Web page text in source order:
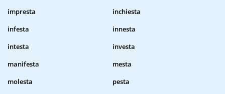
impresta
inchiesta
infesta
innesta
intesta
investa
manifesta
mesta
molesta
pesta